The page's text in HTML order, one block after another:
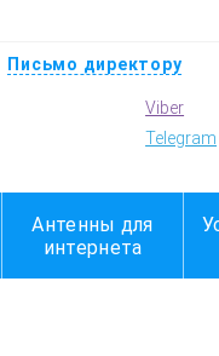
Письмо директору
Viber
Telegram
Антенны для
интернета